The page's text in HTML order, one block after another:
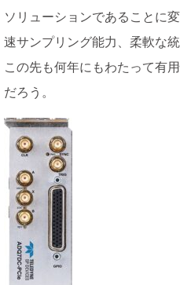
ソリューションであることに
速サンプリング能力、柔軟な
この先も何年にもわたって有
だろう。